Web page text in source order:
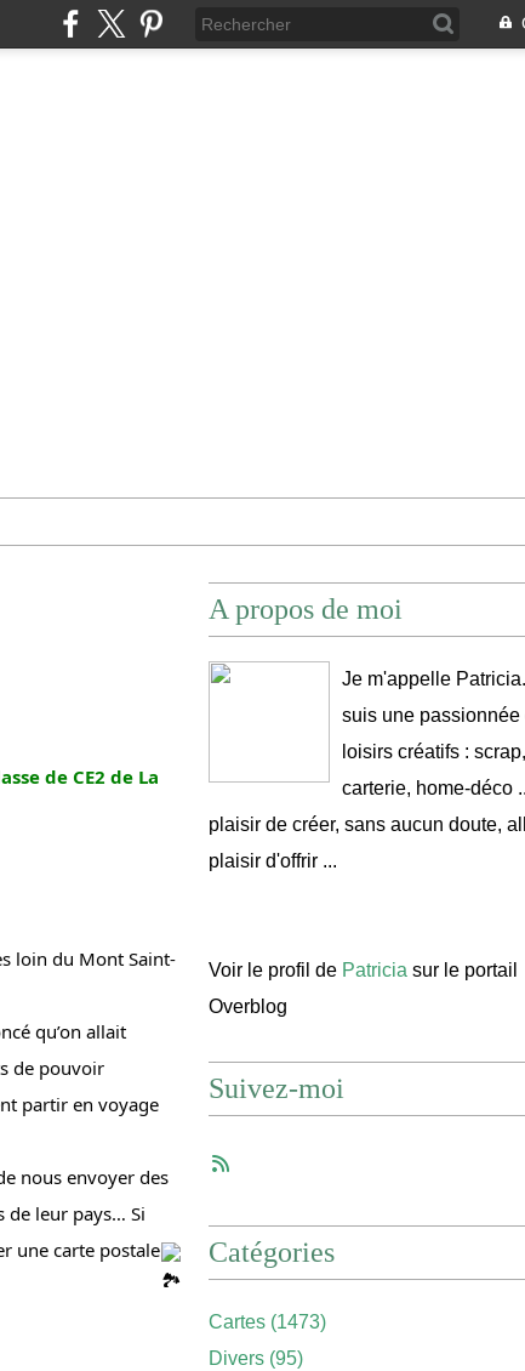
de CE2 de La
loin du Mont Saint-
qu’on allait
de pouvoir
partir en voyage
nous envoyer des
de leur pays… Si
une carte postale
A propos de moi
Je m'appelle
suis une passionnée
loisirs créatifs : scrap,
carterie, home-déco
plaisir de créer, sans aucun doute,
plaisir d'offrir ...
Voir le profil de Patricia sur le portail
Overblog
Suivez-moi
Catégories
Cartes (1473)
Divers (95)